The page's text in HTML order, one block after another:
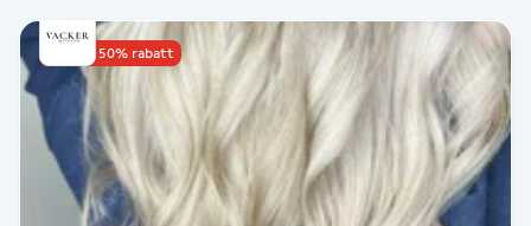
Headspa
Healing
Herrklippning
Upp till 50% rabatt